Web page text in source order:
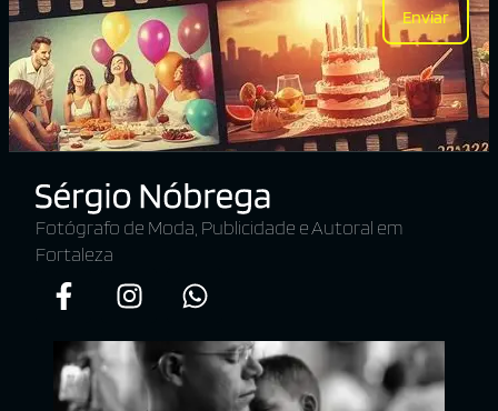
Enviar
Fotógrafo de Moda, Publicidade e Autoral em
Fortaleza